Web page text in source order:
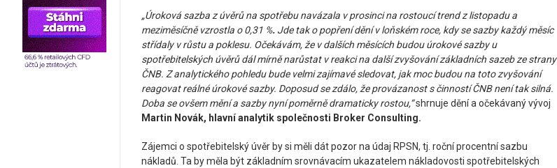
„Úroková sazba z úvěrů na spotřebu navázala v prosinci na rostoucí trend z listopadu a
meziměsíčně vzrostla o 0,31 %. Jde tak o popření dění v loňském roce, kdy se sazby každý měsíc
střídaly v růstu a poklesu. Očekávám, že v dalších měsících budou úrokové sazby u
spotřebitelských úvěrů dál mírně narůstat v reakci na další zvyšování základních sazeb ze strany
ČNB. Z analytického pohledu bude velmi zajímavé sledovat, jak moc budou na toto zvyšování
reagovat reálné úrokové sazby. Doposud se zdálo, že provázanost s činností ČNB není tak silná.
Doba se ovšem mění a sazby nyní poměrně dramaticky rostou,“shrnuje dění a očekávaný vývoj
Martin Novák, hlavní analytik společnosti Broker Consulting.
Zájemci o spotřebitelský úvěr by si měli dát pozor na údaj RPSN, tj. roční procentní sazbu
nákladů. Ta by měla být základním srovnávacím ukazatelem nákladovosti spotřebitelských